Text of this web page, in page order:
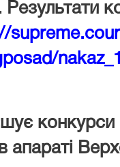
апараті